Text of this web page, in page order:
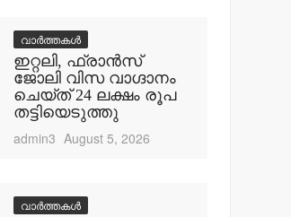
വാർത്തകൾ
ഇറ്റലി, ഫ്രാന്‍സ്
ജോലി വിസ വാഗ്ദാനം
ചെയ്ത് 24 ലക്ഷം രൂപ
തട്ടിയെടുത്തു
admin3 August 5, 2026
വാർത്തകൾ